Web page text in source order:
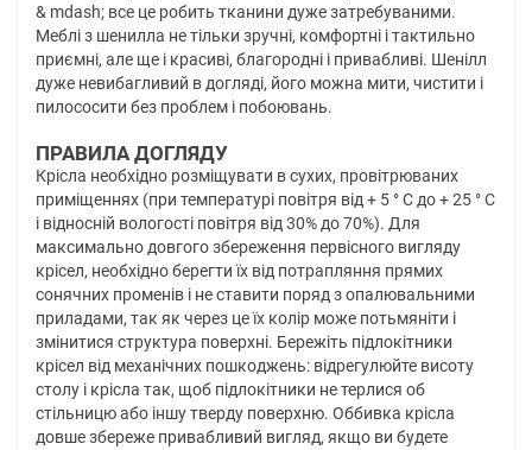
& mdash; все це робить тканини дуже затребуваними.
Меблі з шенилла не тільки зручні, комфортні і тактильно
приємні, але ще і красиві, благородні і привабливі. Шенілл
дуже невибагливий в догляді, його можна мити, чистити і
пилососити без проблем і побоювань.
ПРАВИЛА ДОГЛЯДУ
Крісла необхідно розміщувати в сухих, провітрюваних
приміщеннях (при температурі повітря від + 5 ° C до + 25 ° C
і відносній вологості повітря від 30% до 70%). Для
максимально довгого збереження первісного вигляду
крісел, необхідно берегти їх від потрапляння прямих
сонячних променів і не ставити поряд з опалювальними
приладами, так як через це їх колір може потьмяніти і
змінитися структура поверхні. Бережіть підлокітники
крісел від механічних пошкоджень: відрегулюйте висоту
столу і крісла так, щоб підлокітники не терлися об
стільницю або іншу тверду поверхню. Оббивка крісла
довше збереже привабливий вигляд, якщо ви будете